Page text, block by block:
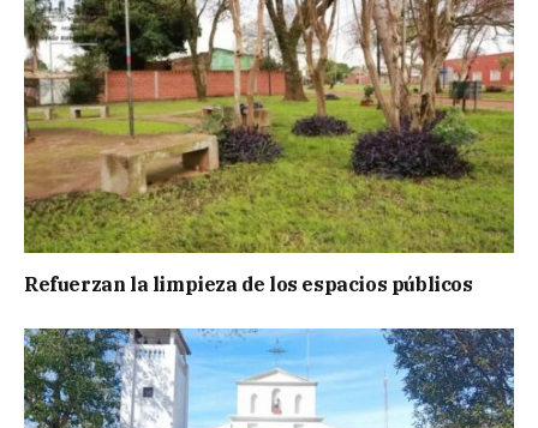
Refuerzan la limpieza de los espacios públicos